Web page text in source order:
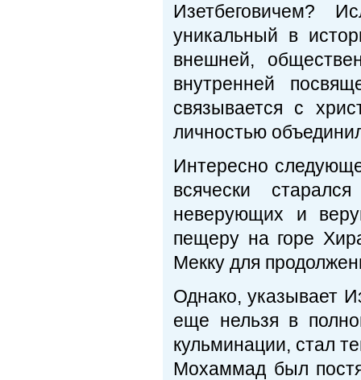
Изетбеговичем?
уникальный в
внешней,
внутренней
связывается с
личностью
Интересно
всячески
неверующих и
пещеру на горе
Мекку для
Однако, указывает
еще нельзя в
кульминации, стал
Мохаммад был